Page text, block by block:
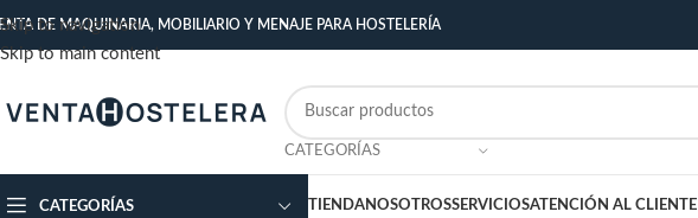
Skip to navigation
Skip to main content
DE MAQUINARIA, MOBILIARIO Y MENAJE PARA HOSTELERÍA
CATEGORÍAS
CATEGORÍAS TIENDANOSOTROSSERVICIOSATENCIÓN AL CLIENTE